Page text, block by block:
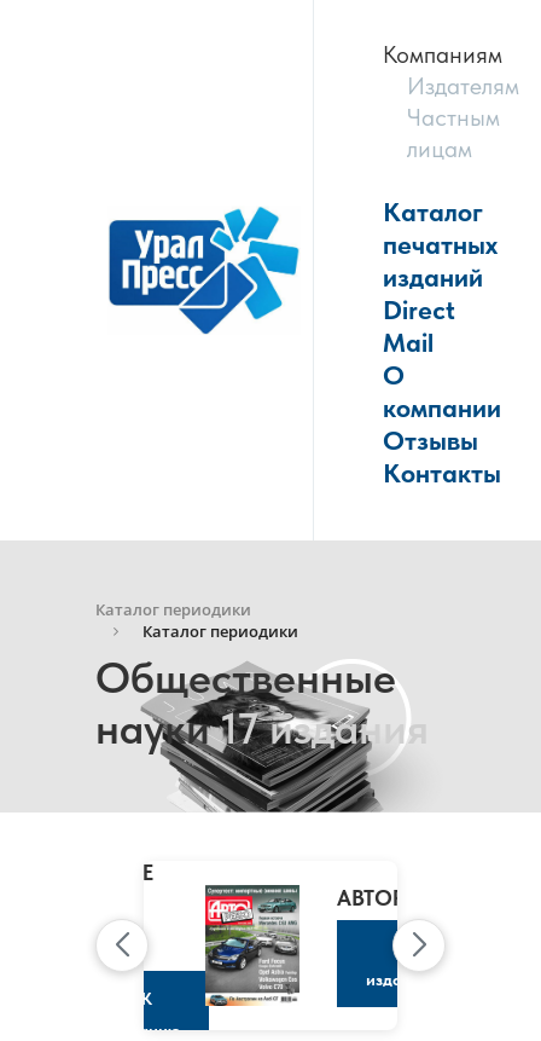
Компаниям
Издателям
Частным
лицам
Каталог
печатных
изданий
Direct
Mail
О
компании
Отзывы
Контакты
Каталог периодики
Каталог периодики
Общественные
науки17 издания
CLAIRE
МАРИ
КЛЭР
К
изданию
АВТОРЕВЮ
К
изданию